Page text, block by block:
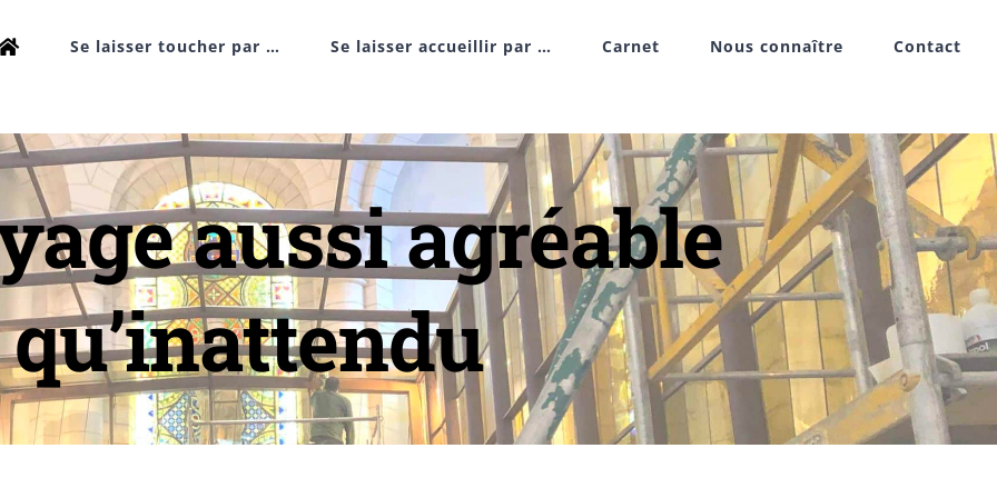
Se laisser toucher par … Se laisser accueillir par … Carnet Nous connaître Contact
aussi agréable
qu’inattendu